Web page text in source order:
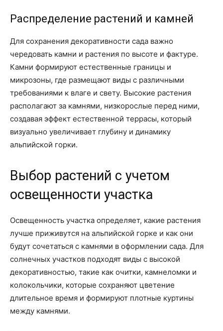
Распределение растений и камней
Для сохранения декоративности сада важно
чередовать камни и растения по высоте и фактуре.
Камни формируют естественные границы и
микрозоны, где размещают виды с различными
требованиями к влаге и свету. Высокие растения
располагают за камнями, низкорослые перед ними,
создавая эффект естественной террасы, который
визуально увеличивает глубину и динамику
альпийской горки.
Выбор растений с учетом
освещенности участка
Освещенность участка определяет, какие растения
лучше приживутся на альпийской горке и как они
будут сочетаться с камнями в оформлении сада. Для
солнечных участков подходят виды с высокой
декоративностью, такие как очитки, камнеломки и
колокольчики, которые сохраняют цветение
длительное время и формируют плотные куртины
между камнями.